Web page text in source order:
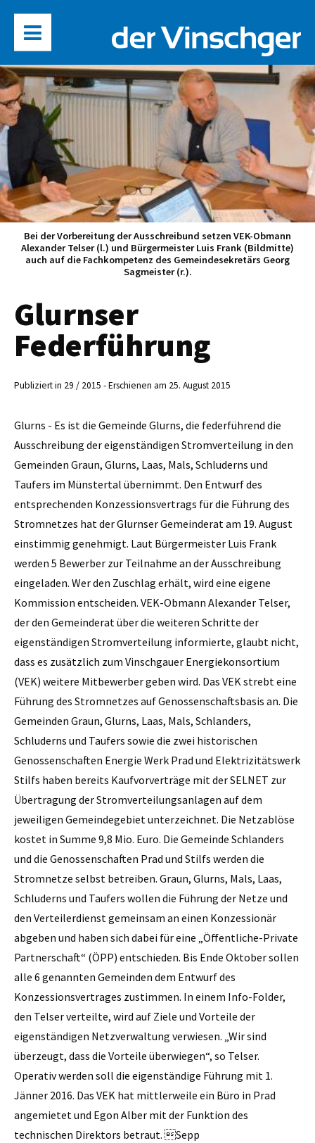
Bei der Vorbereitung der Ausschreibund setzen VEK-Obmann
Alexander Telser (l.) und Bürgermeister Luis Frank (Bildmitte)
auch auf die Fachkompetenz des Gemeindesekretärs Georg
Sagmeister (r.).
Glurnser
Federführung
Publiziert in 29 / 2015 - Erschienen am 25. August 2015
Glurns - Es ist die Gemeinde Glurns, die federführend die
Ausschreibung der eigenständigen Stromverteilung in den
Gemeinden Graun, Glurns, Laas, Mals, ­Schluderns und
Taufers im Münstertal übernimmt. Den Entwurf des
entsprechenden Konzessionsvertrags für die Führung des
Stromnetzes hat der Glurnser Gemeinderat am 19. August
einstimmig genehmigt. Laut Bürgermeister Luis Frank
werden 5 Bewerber zur Teilnahme an der Ausschreibung
eingeladen. Wer den Zuschlag erhält, wird eine eigene
Kommission entscheiden. VEK-Obmann Alexander Telser,
der den Gemeinderat über die weiteren Schritte der
eigenständigen Stromverteilung informierte, glaubt nicht,
dass es zusätzlich zum Vinschgauer Energiekonsortium
(VEK) weitere Mitbewerber geben wird. Das VEK strebt eine
Führung des Stromnetzes auf Genossenschaftsbasis an. Die
Gemeinden Graun, Glurns, Laas, Mals, Schlanders,
Schluderns und Taufers sowie die zwei historischen
Genossenschaften Energie Werk Prad und Elektrizitätswerk
Stilfs haben bereits Kaufvorverträge mit der SELNET zur
Übertragung der Stromverteilungsanlagen auf dem
jeweiligen Gemeindegebiet unterzeichnet. Die Netzablöse
kostet in Summe 9,8 Mio. Euro. Die Gemeinde Schlanders
und die Genossenschaften Prad und Stilfs werden die
Stromnetze selbst betreiben. Graun, Glurns, Mals, Laas,
Schluderns und Taufers wollen die Führung der Netze und
den Verteilerdienst gemeinsam an einen Konzessionär
abgeben und haben sich dabei für eine „Öffentliche-Private
Partnerschaft“ (ÖPP) entschieden. Bis Ende Oktober sollen
alle 6 genannten Gemeinden dem Entwurf des
Konzessionsvertrages zustimmen. In einem Info-Folder,
den Telser verteilte, wird auf Ziele und Vorteile der
eigenständigen Netzverwaltung verwiesen. „Wir sind
überzeugt, dass die Vorteile überwiegen“, so Telser.
Operativ werden soll die eigenständige Führung mit 1.
Jänner 2016. Das VEK hat mittlerweile ein Büro in Prad
angemietet und Egon Alber mit der Funktion des
technischen Direktors betraut. Sepp